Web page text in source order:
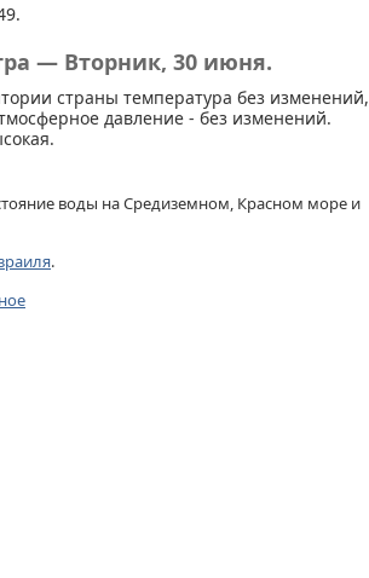
— Вторник, 30 июня.
страны температура без изменений,
давление - без изменений.
воды на Средиземном, Красном море и
.